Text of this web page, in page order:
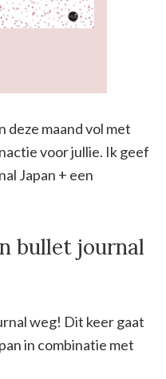
deze maand vol met
voor jullie. Ik geef
Japan + een
bullet journal
weg! Dit keer gaat
in combinatie met